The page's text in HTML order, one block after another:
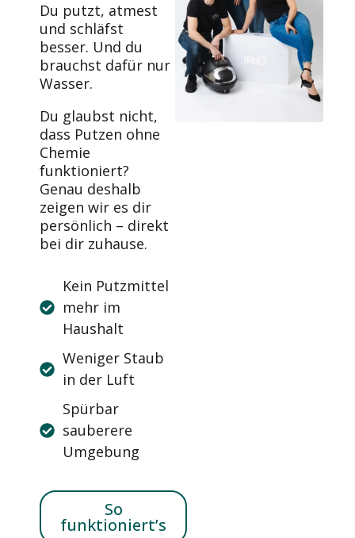
Du putzt, atmest
und schläfst
besser. Und du
brauchst dafür nur
Wasser.
Du glaubst nicht,
dass Putzen ohne
Chemie
funktioniert?
Genau deshalb
zeigen wir es dir
persönlich – direkt
bei dir zuhause.
Kein Putzmittel
mehr im
Haushalt
Weniger Staub
in der Luft
Spürbar
sauberere
Umgebung
So
funktioniert’s